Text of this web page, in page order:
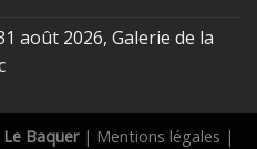
août 2026, Galerie de la
Baquer| Mentions légales |